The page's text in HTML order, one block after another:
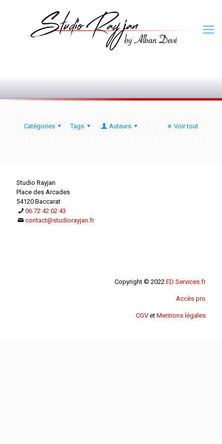
Catégories Tags Auteurs Voir tout
Studio Rayjan
Place des Arcades
54120 Baccarat
06 72 42 02 43
contact@studiorayjan.fr
Copyright © 2022 ED Services.fr
Accès pro
CGV et Mentions légales